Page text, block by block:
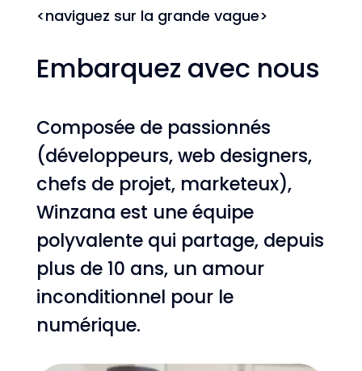
<naviguez sur la grande vague>
Embarquez avec nous
Composée de passionnés
(développeurs, web designers,
chefs de projet, marketeux),
Winzana est une équipe
polyvalente qui partage, depuis
plus de 10 ans, un amour
inconditionnel pour le
numérique.